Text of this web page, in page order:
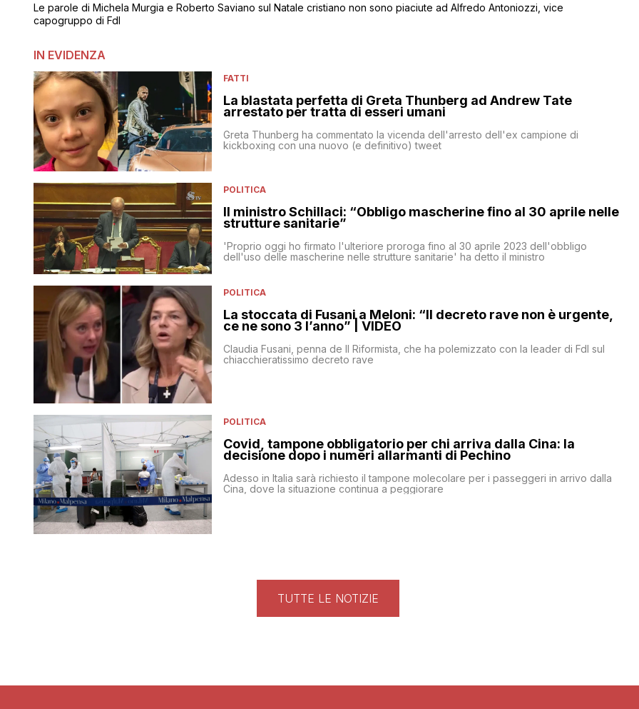
Le parole di Michela Murgia e Roberto Saviano sul Natale cristiano non sono piaciute ad Alfredo Antoniozzi, vice
capogruppo di FdI
IN EVIDENZA
FATTI
La blastata perfetta di Greta Thunberg ad Andrew Tate
arrestato per tratta di esseri umani
Greta Thunberg ha commentato la vicenda dell'arresto dell'ex campione di
kickboxing con una nuovo (e definitivo) tweet
POLITICA
Il ministro Schillaci: “Obbligo mascherine fino al 30 aprile nelle
strutture sanitarie”
'Proprio oggi ho firmato l'ulteriore proroga fino al 30 aprile 2023 dell'obbligo
dell'uso delle mascherine nelle strutture sanitarie' ha detto il ministro
POLITICA
La stoccata di Fusani a Meloni: “Il decreto rave non è urgente,
ce ne sono 3 l’anno” | VIDEO
Claudia Fusani, penna de Il Riformista, che ha polemizzato con la leader di FdI sul
chiacchieratissimo decreto rave
POLITICA
Covid, tampone obbligatorio per chi arriva dalla Cina: la
decisione dopo i numeri allarmanti di Pechino
Adesso in Italia sarà richiesto il tampone molecolare per i passeggeri in arrivo dalla
Cina, dove la situazione continua a peggiorare
TUTTE LE NOTIZIE